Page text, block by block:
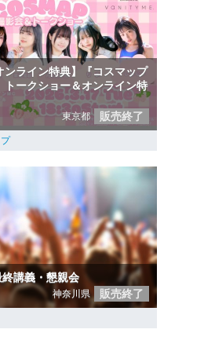
ンライン特典】『コスマップ
ークショー＆オンライン特
東京都 販売終了
講義・懇親会
神奈川県 販売終了